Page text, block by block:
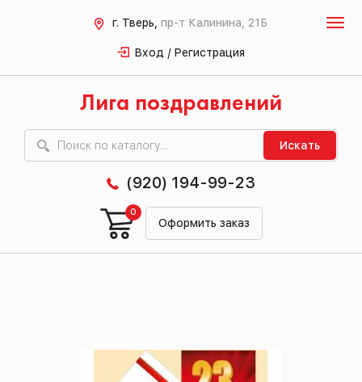
г. Тверь, пр-т Калинина, 21Б
Вход / Регистрация
Лига поздравлений
Искать
(920) 194-99-23
Оформить заказ
0